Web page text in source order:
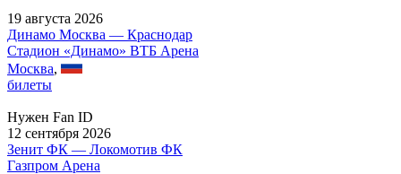
19 августа 2026
Динамо Москва — Краснодар
Стадион «Динамо» ВТБ Арена
Москва,
билеты
Нужен Fan ID
12 сентября 2026
Зенит ФК — Локомотив ФК
Газпром Арена